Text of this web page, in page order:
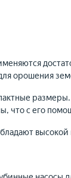
орошения
что с его